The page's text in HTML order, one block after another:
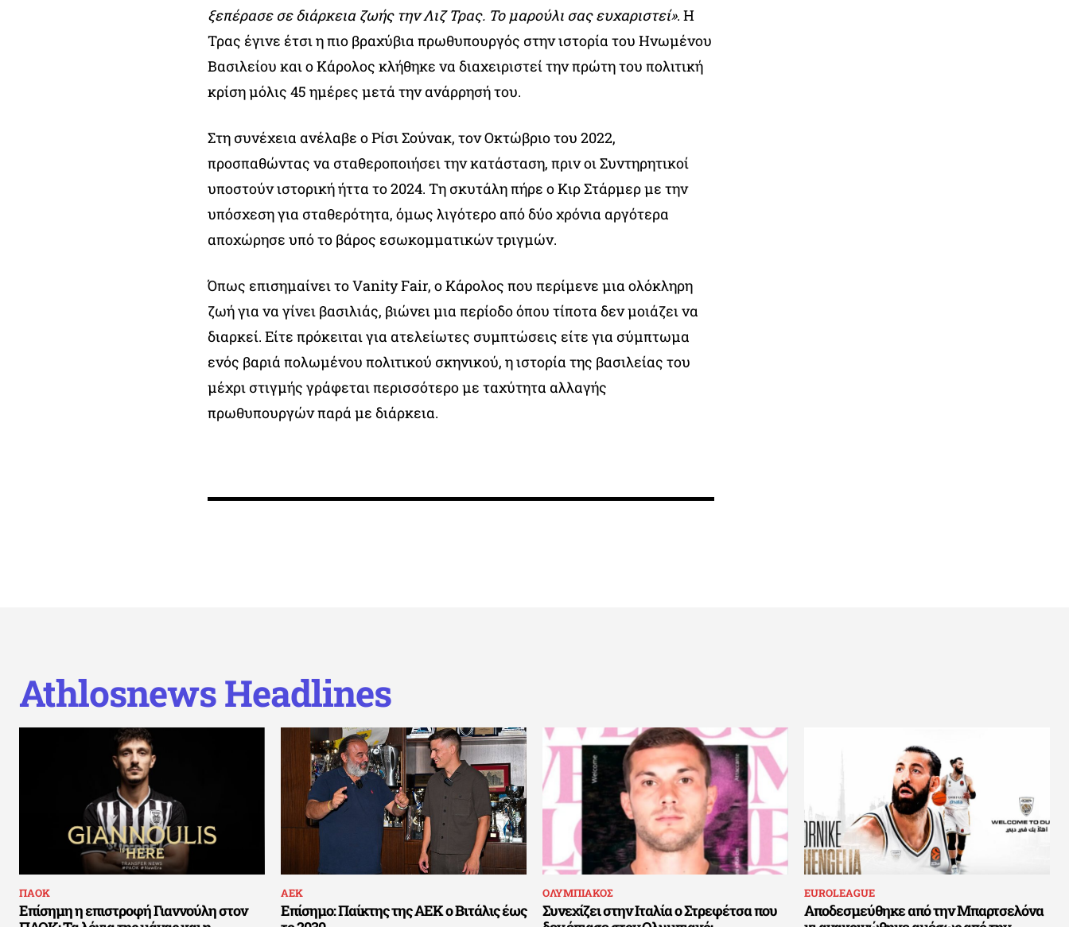
ξεπέρασε σε διάρκεια ζωής την Λιζ Τρας. Το μαρούλι σας ευχαριστεί». Η
Τρας έγινε έτσι η πιο βραχύβια πρωθυπουργός στην ιστορία του Ηνωμένου
Βασιλείου και ο Κάρολος κλήθηκε να διαχειριστεί την πρώτη του πολιτική
κρίση μόλις 45 ημέρες μετά την ανάρρησή του.
Στη συνέχεια ανέλαβε ο Ρίσι Σούνακ, τον Οκτώβριο του 2022,
προσπαθώντας να σταθεροποιήσει την κατάσταση, πριν οι Συντηρητικοί
υποστούν ιστορική ήττα το 2024. Τη σκυτάλη πήρε ο Κιρ Στάρμερ με την
υπόσχεση για σταθερότητα, όμως λιγότερο από δύο χρόνια αργότερα
αποχώρησε υπό το βάρος εσωκομματικών τριγμών.
Όπως επισημαίνει το Vanity Fair, ο Κάρολος που περίμενε μια ολόκληρη
ζωή για να γίνει βασιλιάς, βιώνει μια περίοδο όπου τίποτα δεν μοιάζει να
διαρκεί. Είτε πρόκειται για ατελείωτες συμπτώσεις είτε για σύμπτωμα
ενός βαριά πολωμένου πολιτικού σκηνικού, η ιστορία της βασιλείας του
μέχρι στιγμής γράφεται περισσότερο με ταχύτητα αλλαγής
πρωθυπουργών παρά με διάρκεια.
Athlosnews Headlines
ΠΑΟΚ
Επίσημη η επιστροφή Γιαννούλη στον
ΑΕΚ
Επίσημο: Παίκτης της ΑΕΚ ο Βιτάλις έως
ΟΛΥΜΠΙΑΚΟΣ
Συνεχίζει στην Ιταλία ο Στρεφέτσα που
EUROLEAGUE
Αποδεσμεύθηκε από την Μπαρτσελόνα